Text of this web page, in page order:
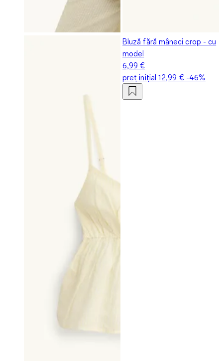
Bluză fără mâneci crop - cu
model
6,99 €
preț inițial12,99 €-46%